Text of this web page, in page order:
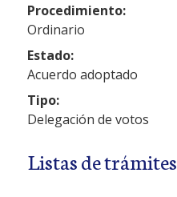
Procedimiento:
Ordinario
Estado:
Acuerdo adoptado
Tipo:
Delegación de votos
Listas de trámites